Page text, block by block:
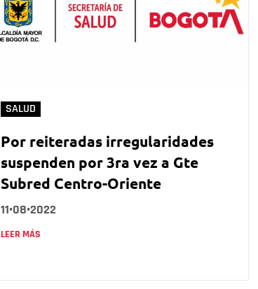
SALUD
Por reiteradas irregularidades
suspenden por 3ra vez a Gte
Subred Centro-Oriente
11•08•2022
LEER MÁS